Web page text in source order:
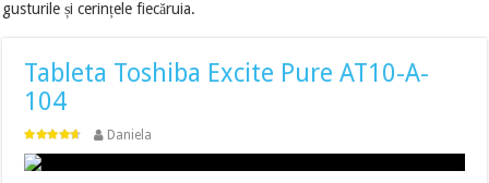
gusturile și cerințele fiecăruia.
Tableta Toshiba Excite Pure AT10-A-
104
Daniela